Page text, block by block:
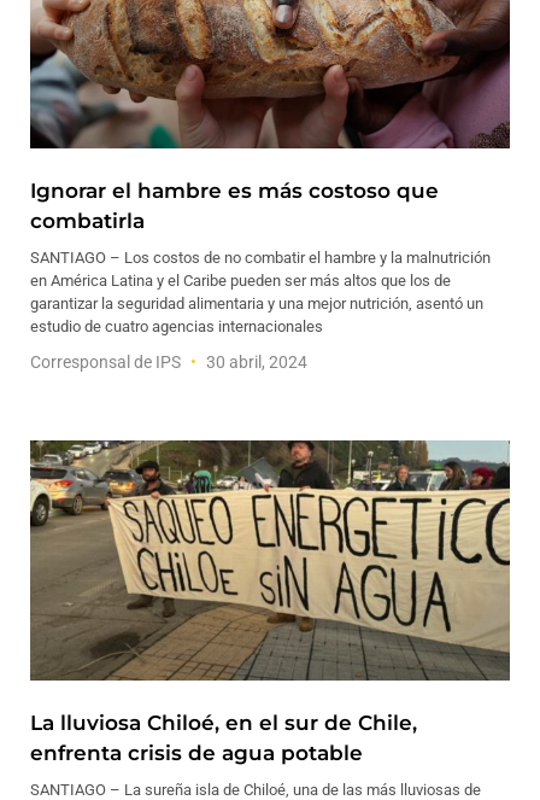
Ignorar el hambre es más costoso que
combatirla
SANTIAGO – Los costos de no combatir el hambre y la malnutrición
en América Latina y el Caribe pueden ser más altos que los de
garantizar la seguridad alimentaria y una mejor nutrición, asentó un
estudio de cuatro agencias internacionales
Corresponsal de IPS 30 abril, 2024
La lluviosa Chiloé, en el sur de Chile,
enfrenta crisis de agua potable
SANTIAGO – La sureña isla de Chiloé, una de las más lluviosas de